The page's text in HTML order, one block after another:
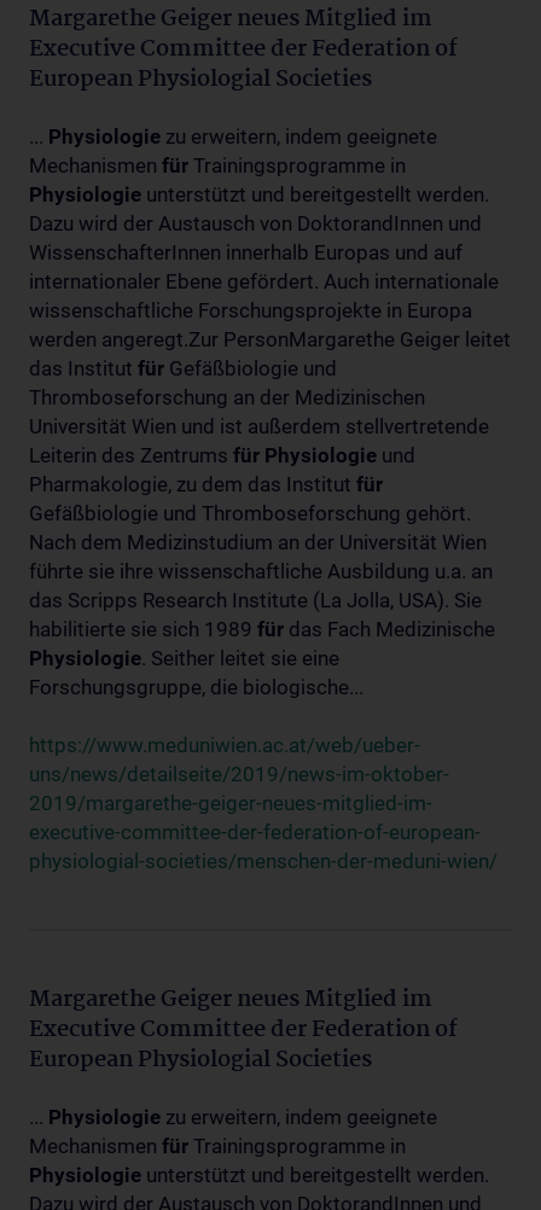
Margarethe Geiger neues Mitglied im
Executive Committee der Federation of
European Physiologial Societies
... Physiologie zu erweitern, indem geeignete
Mechanismen für Trainingsprogramme in
Physiologie unterstützt und bereitgestellt werden.
Dazu wird der Austausch von DoktorandInnen und
WissenschafterInnen innerhalb Europas und auf
internationaler Ebene gefördert. Auch internationale
wissenschaftliche Forschungsprojekte in Europa
werden angeregt.Zur PersonMargarethe Geiger leitet
das Institut für Gefäßbiologie und
Thromboseforschung an der Medizinischen
Universität Wien und ist außerdem stellvertretende
Leiterin des Zentrums für Physiologie und
Pharmakologie, zu dem das Institut für
Gefäßbiologie und Thromboseforschung gehört.
Nach dem Medizinstudium an der Universität Wien
führte sie ihre wissenschaftliche Ausbildung u.a. an
das Scripps Research Institute (La Jolla, USA). Sie
habilitierte sie sich 1989 für das Fach Medizinische
Physiologie. Seither leitet sie eine
Forschungsgruppe, die biologische...
https://www.meduniwien.ac.at/web/ueber-
uns/news/detailseite/2019/news-im-oktober-
2019/margarethe-geiger-neues-mitglied-im-
executive-committee-der-federation-of-european-
physiologial-societies/menschen-der-meduni-wien/
Margarethe Geiger neues Mitglied im
Executive Committee der Federation of
European Physiologial Societies
... Physiologie zu erweitern, indem geeignete
Mechanismen für Trainingsprogramme in
Physiologie unterstützt und bereitgestellt werden.
Dazu wird der Austausch von DoktorandInnen und